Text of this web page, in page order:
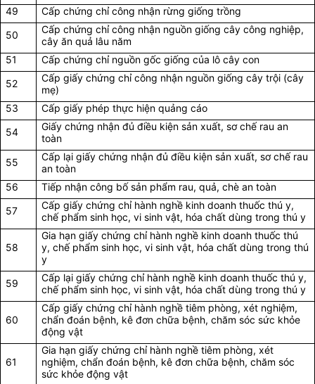
49
Cấp chứng chỉ công nhận rừng giống trồng
50
Cấp chứng chỉ công nhận nguồn giống cây công nghiệp,
cây ăn quả lâu năm
51
Cấp chứng chỉ nguồn gốc giống của lô cây con
52
Cấp giấy chứng chỉ công nhận nguồn giống cây trội (cây
mẹ)
53
Cấp giấy phép thực hiện quảng cáo
54
Giấy chứng nhận đủ điều kiện sản xuất, sơ chế rau an
toàn
55
Cấp lại giấy chứng nhận đủ điều kiện sản xuất, sơ chế rau
an toàn
56
Tiếp nhận công bố sản phẩm rau, quả, chè an toàn
57
Cấp giấy chứng chỉ hành nghề kinh doanh thuốc thú y,
chế phẩm sinh học, vi sinh vật, hóa chất dùng trong thú y
58
Gia hạn giấy chứng chỉ hành nghề kinh doanh thuốc thú
y, chế phẩm sinh học, vi sinh vật, hóa chất dùng trong thú
y
59
Cấp lại giấy chứng chỉ hành nghề kinh doanh thuốc thú y,
chế phẩm sinh học, vi sinh vật, hóa chất dùng trong thú y
60
Cấp giấy chứng chỉ hành nghề tiêm phòng, xét nghiệm,
chẩn đoán bệnh, kê đơn chữa bệnh, chăm sóc sức khỏe
động vật
61
Gia hạn giấy chứng chỉ hành nghề tiêm phòng, xét
nghiệm, chẩn đoán bệnh, kê đơn chữa bệnh, chăm sóc
sức khỏe động vật